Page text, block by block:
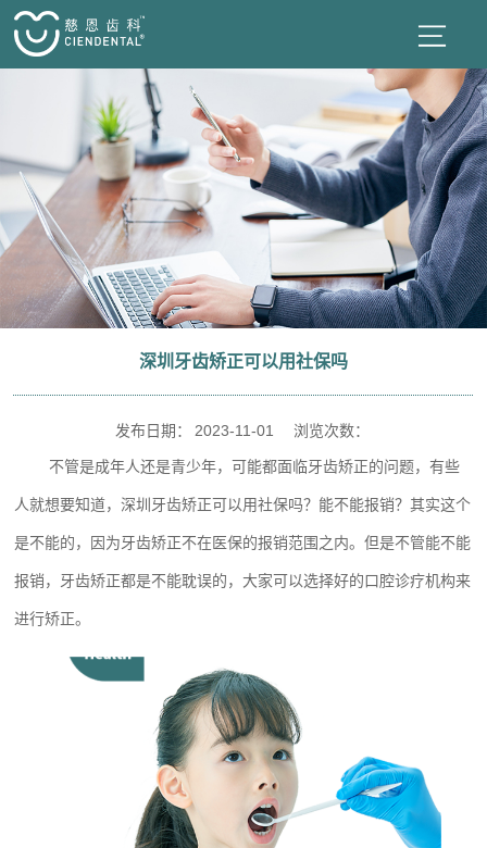
深圳牙齿矫正可以用社保吗
发布日期： 2023-11-01 浏览次数：
不管是成年人还是青少年，可能都面临牙齿矫正的问题，有些
人就想要知道，深圳牙齿矫正可以用社保吗？能不能报销？其实这个
是不能的，因为牙齿矫正不在医保的报销范围之内。但是不管能不能
报销，牙齿矫正都是不能耽误的，大家可以选择好的口腔诊疗机构来
进行矫正。